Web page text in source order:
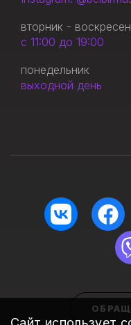
вторник -
с 11:00 до 19:00
понедельник
выходной день